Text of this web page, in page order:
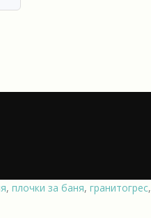
, плочки за баня, гранитогрес,